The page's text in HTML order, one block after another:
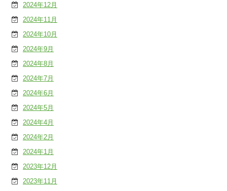
2024年12月
2024年11月
2024年10月
2024年9月
2024年8月
2024年7月
2024年6月
2024年5月
2024年4月
2024年2月
2024年1月
2023年12月
2023年11月